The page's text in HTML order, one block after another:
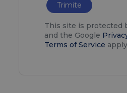
Trimite
This site is protected
and the Google
Terms of Service